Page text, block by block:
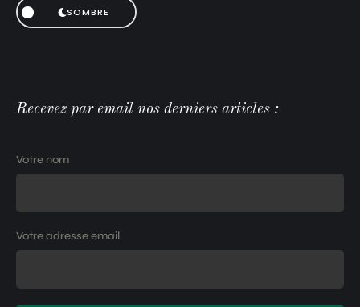
SOMBRE
Recevez par email nos derniers articles :
Votre nom
Votre adresse email